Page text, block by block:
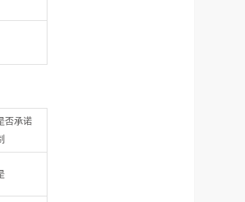
否承诺